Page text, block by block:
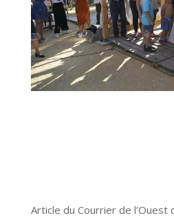
Article du Courrier de l’Ouest